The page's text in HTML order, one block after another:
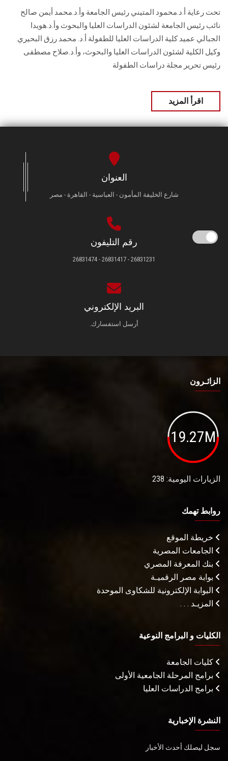
تحت رعاية أ.د.محمود المتيني رئيس الجامعة وأ.د.محمد أيمن صالح
نائب رئيس الجامعة لشئون الدراسات العليا والبحوث وأ.د.هويدا
الجبالي عميد كلية الدراسات العليا للطفولة أ.د. محمد رزق البحيري
وكيل الكلية لشئون الدراسات العليا والبحوث، وأ.د.صلاح مصطفى
رئيس تحرير مجلة دراسات الطفولة
اقرأ المزيد
العنوان
شارع الخليفة المأمون - العباسية - القاهرة - مصر
رقم التليفون
26831231 - 26831417 - 26831474
البريد الإلكتروني
أرسل استفسارك.
الزائـرون
19.27M
الزيارات اليومية: 238
روابط تهمك
خريطة الموقع
الجامعات المصرية
بنك المعرفة المصري
بوابة مصر الرقميـة
البوابة الإلكترونية للشكاوى الموحدة
المزيـد . . .
الكليات و البرامج النوعية
كليات الجامعة
برامج المرحلة الجامعية الأولى
برامج الدراسات العليا
النشرة الإخبارية
سجل ليصلك أحدث الأخبار